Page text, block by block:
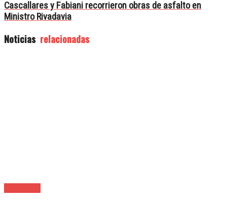
Cascallares y Fabiani recorrieron obras de asfalto en
Ministro Rivadavia
Noticias relacionadas